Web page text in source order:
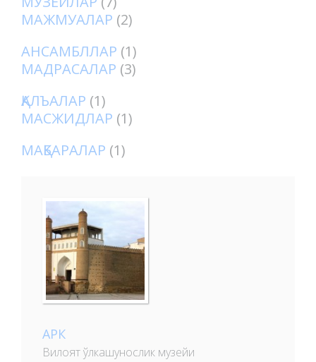
МАЖМУАЛАР (2)
АНСАМБЛЛАР (1)
МАДРАСАЛАР (3)
ҚАЛЪАЛАР (1)
МАСЖИДЛАР (1)
МАҚБАРАЛАР (1)
АРК
Вилоят ўлкашунослик музейи